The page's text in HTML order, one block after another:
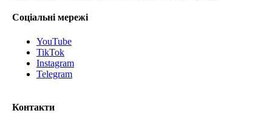
Соціальні мережі
YouTube
TikTok
Instagram
Telegram
Контакти